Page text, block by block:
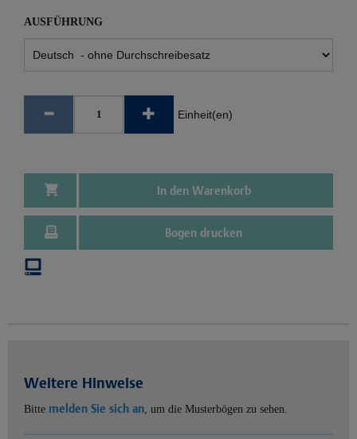
AUSFÜHRUNG
Einheit(en)
In den Warenkorb
Bogen drucken
Weitere Hinweise
Bitte melden Sie sich an, um die Musterbögen zu sehen.